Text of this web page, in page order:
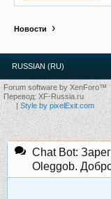
Новости
RUSSIAN (RU)
Forum software by XenForo™
Перевод:XF-Russia.ru
|Style by pixelExit.com
Chat Bot:
Oleggob.